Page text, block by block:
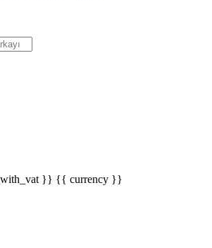
}} {{ currency }}